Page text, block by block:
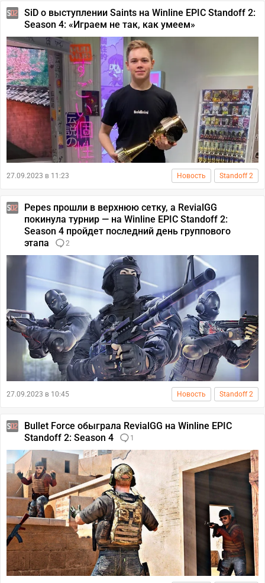
SiD о выступлении Saints на Winline EPIC Standoff 2:
Season 4: «Играем не так, как умеем»
27.09.2023 в 11:23 Новость Standoff 2
Pepes прошли в верхнюю сетку, а RevialGG
покинула турнир — на Winline EPIC Standoff 2:
Season 4 пройдет последний день группового
этапа
2
27.09.2023 в 10:45 Новость Standoff 2
Bullet Force обыграла RevialGG на Winline EPIC
Standoff 2: Season 4
1